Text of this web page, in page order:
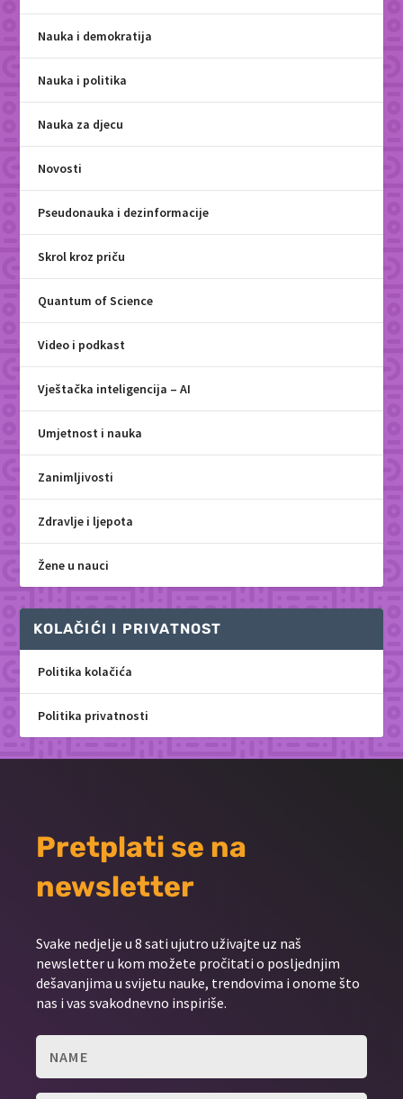
Nauka i demokratija
Nauka i politika
Nauka za djecu
Novosti
Pseudonauka i dezinformacije
Skrol kroz priču
Quantum of Science
Video i podkast
Vještačka inteligencija – AI
Umjetnost i nauka
Zanimljivosti
Zdravlje i ljepota
Žene u nauci
KOLAČIĆI I PRIVATNOST
Politika kolačića
Politika privatnosti
Pretplati se na
newsletter
Svake nedjelje u 8 sati ujutro uživajte uz naš
newsletter u kom možete pročitati o posljednjim
dešavanjima u svijetu nauke, trendovima i onome što
nas i vas svakodnevno inspiriše.